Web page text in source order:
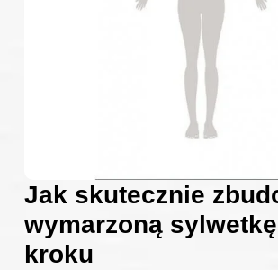
Jak skutecznie
wymarzoną
kroku